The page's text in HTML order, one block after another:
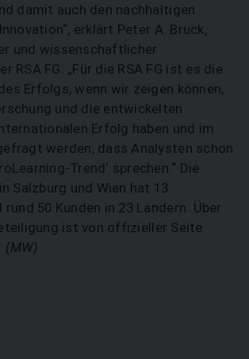
damit auch den nachhaltigen
erklärt Peter A. Bruck,
und wissenschaftlicher
RSA FG. „Für die RSA FG ist es die
Erfolgs, wenn wir zeigen können,
und die entwickelten
Erfolg haben und im
werden, dass Analysten schon
Trend‘ sprechen.“ Die
Salzburg und Wien hat 13
50 Kunden in 23 Ländern. Über
ist von offizieller Seite
(MW)